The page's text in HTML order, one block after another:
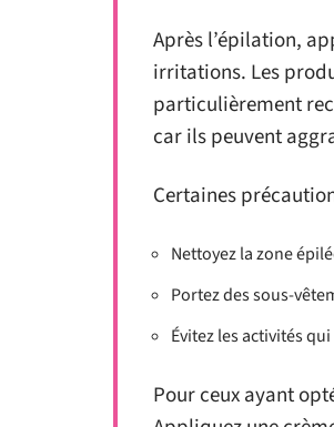
Après l’épilation,
irritations. Les
particulièrement
car ils peuvent
Certaines
Nettoyez la zone
Portez des sous-
Évitez les activités
Pour ceux ayant